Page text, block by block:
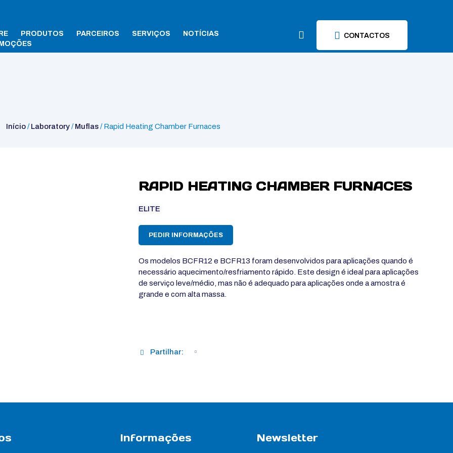
PRODUTOS PARCEIROS SERVIÇOS
NOTÍCIAS
CONTACTOS
Início/Laboratory/Muflas/ Rapid Heating Chamber Furnaces
RAPID HEATING CHAMBER FURNACES
ELITE
PEDIR INFORMAÇÕES
Os modelos BCFR12 e BCFR13 foram desenvolvidos para aplicações quando é
necessário aquecimento/resfriamento rápido. Este design é ideal para aplicações
de serviço leve/médio, mas não é adequado para aplicações onde a amostra é
grande e com alta massa.
Partilhar:
Informações Newsletter